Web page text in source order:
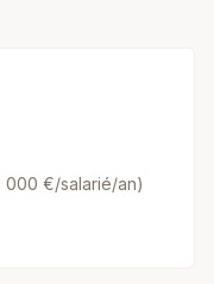
000 €/salarié/an)